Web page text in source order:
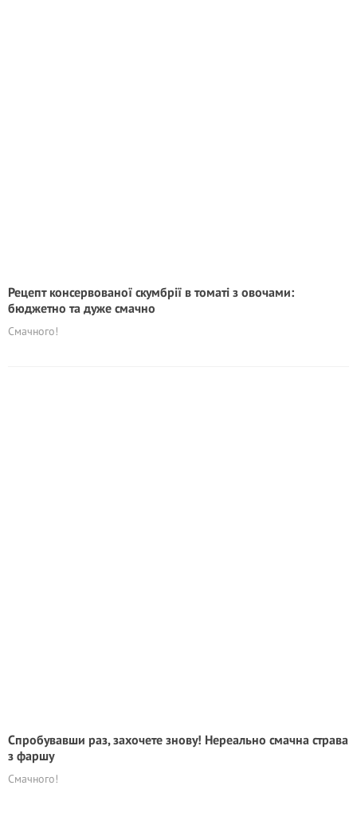
Рецепт консервованої скумбрії в томаті з овочами:
бюджетно та дуже смачно
Смачного!
Спробувавши раз, захочете знову! Нереально смачна страва
з фаршу
Смачного!